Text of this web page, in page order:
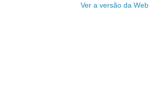
Ver a versão da Web